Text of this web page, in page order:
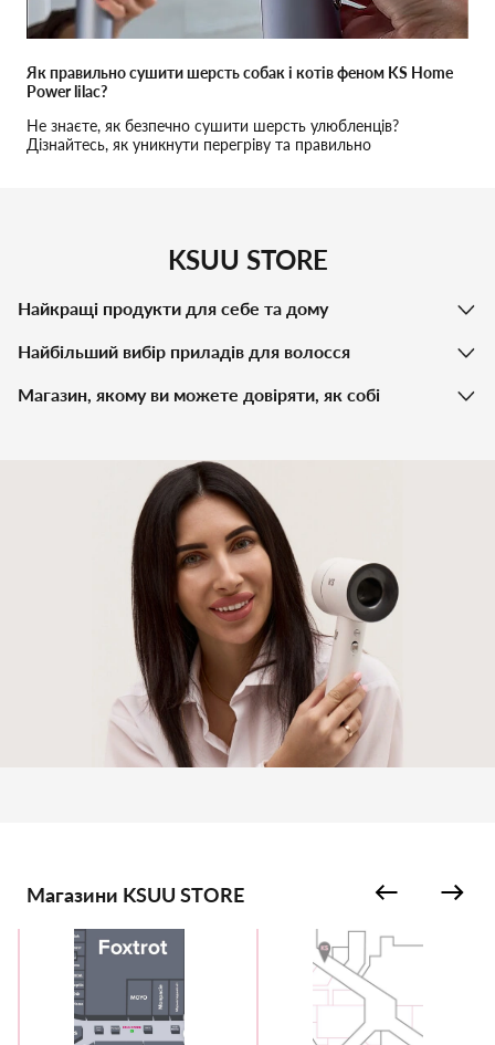
Як правильно сушити шерсть собак і котів феном KS Home
Power lilac?
Не знаєте, як безпечно сушити шерсть улюбленців?
Дізнайтесь, як уникнути перегріву та правильно
KSUU STORE
Найкращі продукти для себе та дому
Найбільший вибір приладів для волосся
Магазин, якому ви можете довіряти, як собі
Магазини KSUU STORE